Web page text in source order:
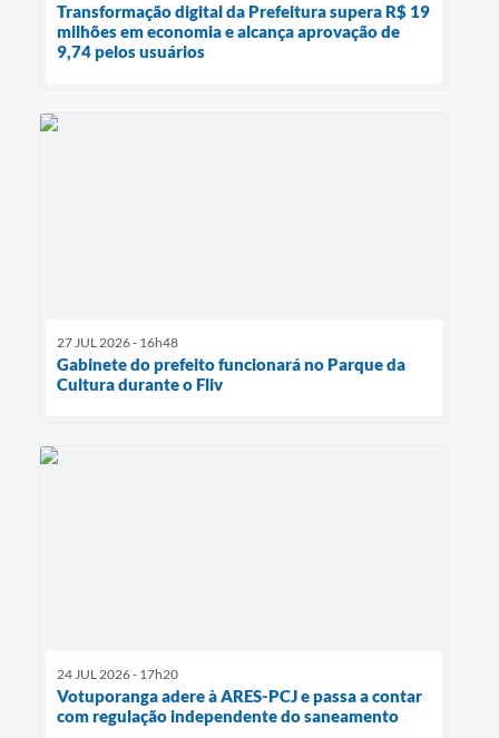
Transformação digital da Prefeitura supera R$ 19
milhões em economia e alcança aprovação de
9,74 pelos usuários
27 JUL 2026 - 16h48
Gabinete do prefeito funcionará no Parque da
Cultura durante o Fliv
24 JUL 2026 - 17h20
Votuporanga adere à ARES-PCJ e passa a contar
com regulação independente do saneamento